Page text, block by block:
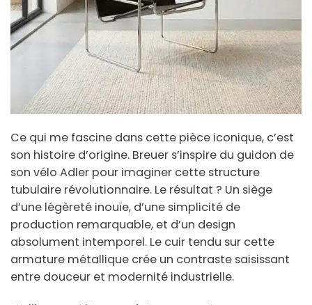
Ce qui me fascine dans cette pièce iconique, c’est
son histoire d’origine. Breuer s’inspire du guidon de
son vélo Adler pour imaginer cette structure
tubulaire révolutionnaire. Le résultat ? Un siège
d’une légèreté inouïe, d’une simplicité de
production remarquable, et d’un design
absolument intemporel. Le cuir tendu sur cette
armature métallique crée un contraste saisissant
entre douceur et modernité industrielle.